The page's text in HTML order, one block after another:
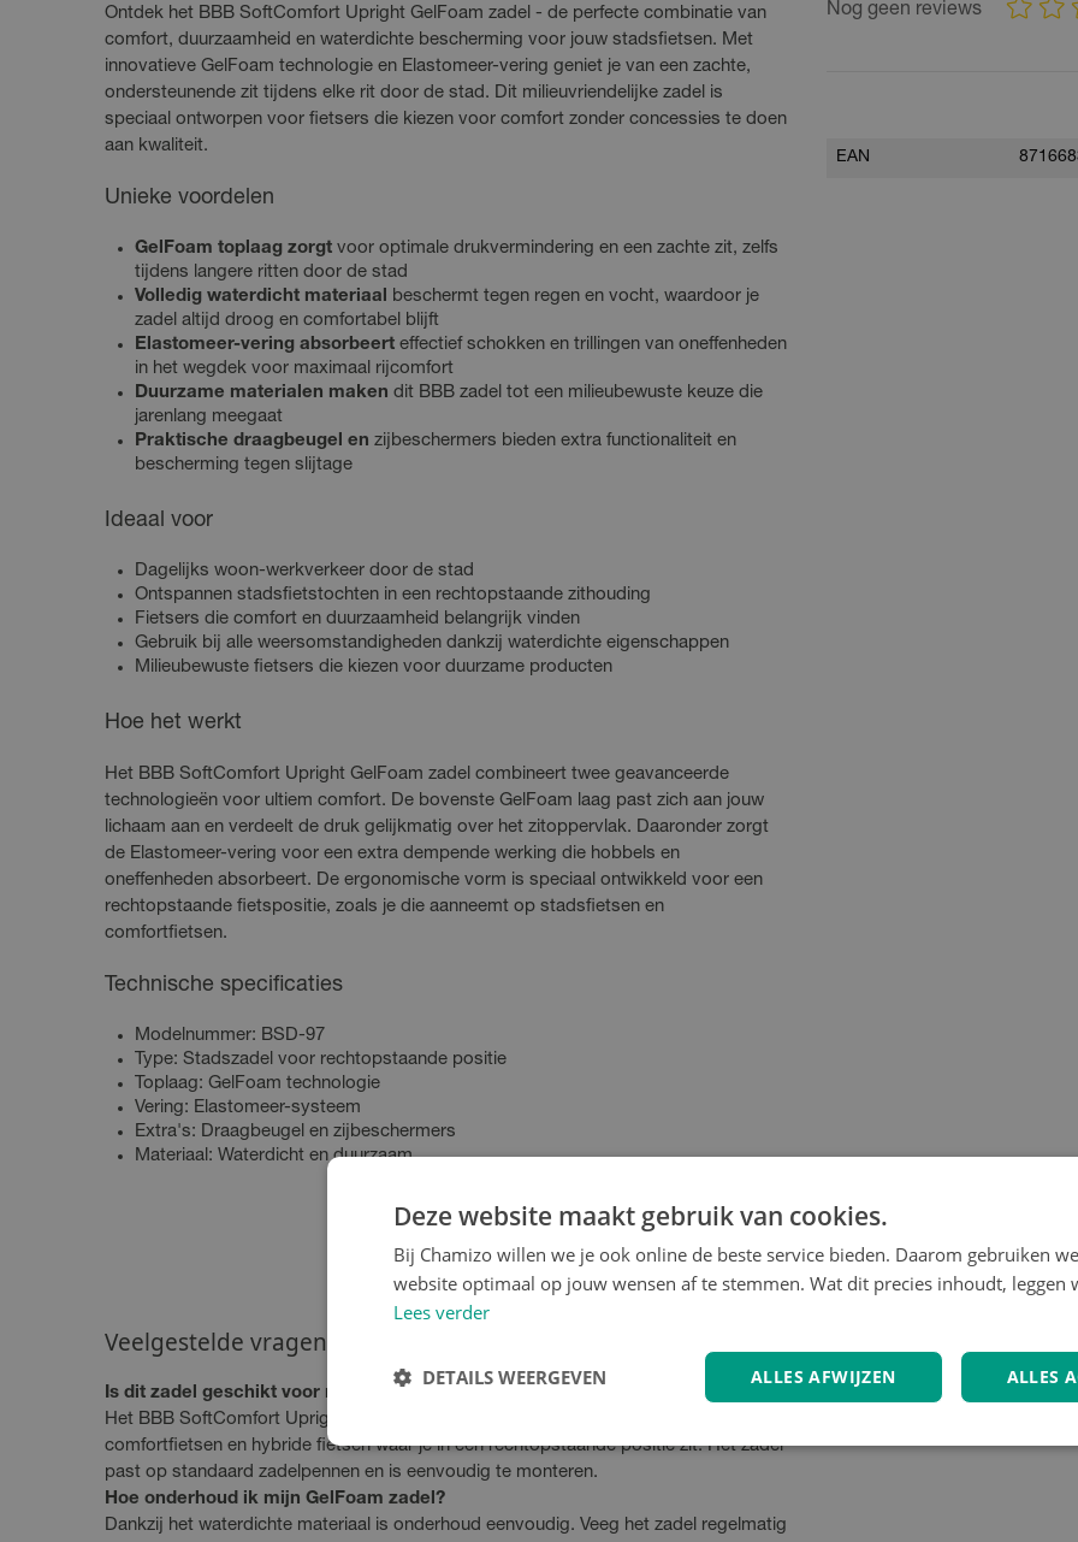
Ontdek het BBB SoftComfort Upright GelFoam zadel - de perfecte combinatie van
comfort, duurzaamheid en waterdichte bescherming voor jouw stadsfietsen. Met
innovatieve GelFoam technologie en Elastomeer-vering geniet je van een zachte,
ondersteunende zit tijdens elke rit door de stad. Dit milieuvriendelijke zadel is
speciaal ontworpen voor fietsers die kiezen voor comfort zonder concessies te doen
aan kwaliteit.
Unieke voordelen
GelFoam toplaag zorgt voor optimale drukvermindering en een zachte zit, zelfs
tijdens langere ritten door de stad
Volledig waterdicht materiaal beschermt tegen regen en vocht, waardoor je
zadel altijd droog en comfortabel blijft
Elastomeer-vering absorbeert effectief schokken en trillingen van oneffenheden
in het wegdek voor maximaal rijcomfort
Duurzame materialen maken dit BBB zadel tot een milieubewuste keuze die
jarenlang meegaat
Praktische draagbeugel en zijbeschermers bieden extra functionaliteit en
bescherming tegen slijtage
Ideaal voor
Dagelijks woon-werkverkeer door de stad
Ontspannen stadsfietstochten in een rechtopstaande zithouding
Fietsers die comfort en duurzaamheid belangrijk vinden
Gebruik bij alle weersomstandigheden dankzij waterdichte eigenschappen
Milieubewuste fietsers die kiezen voor duurzame producten
Hoe het werkt
Het BBB SoftComfort Upright GelFoam zadel combineert twee geavanceerde
technologieën voor ultiem comfort. De bovenste GelFoam laag past zich aan jouw
lichaam aan en verdeelt de druk gelijkmatig over het zitoppervlak. Daaronder zorgt
de Elastomeer-vering voor een extra dempende werking die hobbels en
oneffenheden absorbeert. De ergonomische vorm is speciaal ontwikkeld voor een
rechtopstaande fietspositie, zoals je die aanneemt op stadsfietsen en
comfortfietsen.
Technische specificaties
Modelnummer: BSD-97
Type: Stadszadel voor rechtopstaande positie
Toplaag: GelFoam technologie
Vering: Elastomeer-systeem
Extra's: Draagbeugel en zijbeschermers
Materiaal: Waterdicht en duurzaam
Veelgestelde vragen
Is dit zadel geschikt voor mijn fiets?
Het BBB SoftComfort Upright GelFoam zadel is ontworpen voor stadsfietsen,
comfortfietsen en hybride fietsen waar je in een rechtopstaande positie zit. Het zadel
past op standaard zadelpennen en is eenvoudig te monteren.
Hoe onderhoud ik mijn GelFoam zadel?
Dankzij het waterdichte materiaal is onderhoud eenvoudig. Veeg het zadel regelmatig
Nog geen reviews
EAN
Deze website maakt gebruik van cookies.
Bij Chamizo willen we je ook online de beste service bieden. Daarom gebruiken
website optimaal op jouw wensen af te stemmen. Wat dit precies inhoudt, leggen
Lees verder
ALLES
ALLES AFWIJZEN
DETAILS WEERGEVEN